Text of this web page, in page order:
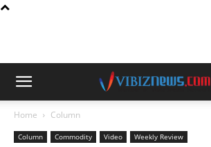
Home Column
Column Commodity Video Weekly Review